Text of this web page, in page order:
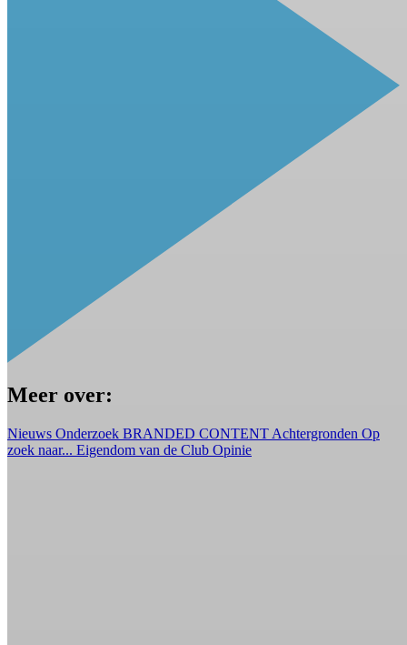
Meer over:
Nieuws Onderzoek BRANDED CONTENT Achtergronden Op
zoek naar... Eigendom van de Club Opinie